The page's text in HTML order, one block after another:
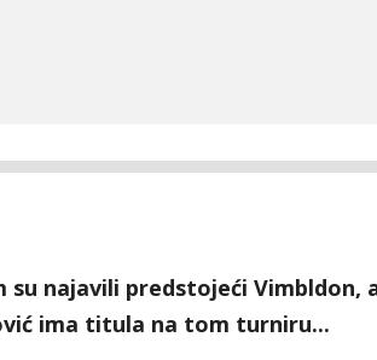
najavili predstojeći Vimbldon,
ima titula na tom turniru...